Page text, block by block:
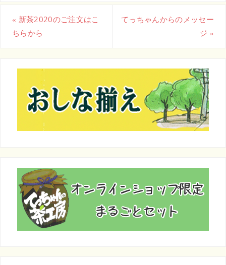
e
b
k
e
« 新茶2020のご注文はこ
ちらから
てっちゃんからのメッセー
ジ »